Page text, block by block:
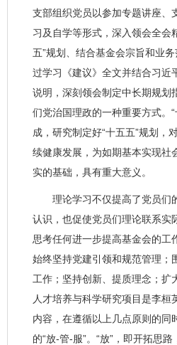
支部组织党员以参加专题讲座、
习及自学等形式，深入领会全会
五”规划、结合基金会宗旨和业
过学习《建议》全文并结合习近
说明，深刻领会制定中长期规划
们党治国理政的一种重要方式。
成，研究制定好“十五五”规划，
续健康发展，为如期基本实现社
实的基础，具有重大意义。
理论学习不仅提高了党员们
认识，也促使党员们理论联系实
思考任何进一步提高基金会的工
始终坚持党建引领和规范管理；
工作；坚持创新、提质理念；扩
人才培养与科学研究项目是李桓
内容，在遵循以上几点原则的同
的“放-管-服”。“放”，即开拓思